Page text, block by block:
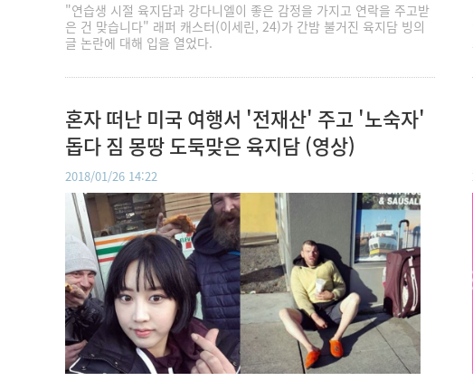
"연습생 시절 육지담과 강다니엘이 좋은 감정을 가지고 연락을 주고받
은 건 맞습니다" 래퍼 캐스터(이세린, 24)가 간밤 불거진 육지담 빙의
글 논란에 대해 입을 열었다.
혼자 떠난 미국 여행서 '전재산' 주고 '노숙자'
돕다 짐 몽땅 도둑맞은 육지담 (영상)
2018/01/26 14:22